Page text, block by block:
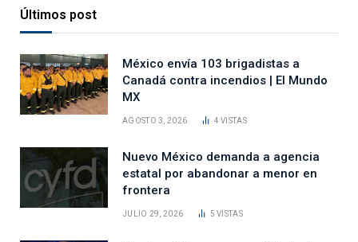
Últimos post
México envía 103 brigadistas a
Canadá contra incendios | El Mundo
MX
AGOSTO 3, 2026 4VISTAS
Nuevo México demanda a agencia
estatal por abandonar a menor en
frontera
JULIO 29, 2026 5VISTAS